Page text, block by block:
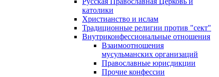
католики
Христианство и ислам
Традиционные религии против "сект"
Внутриконфессиональные отношения
Взаимоотношения
мусульманских организаций
Православные юрисдикции
Прочие конфессии